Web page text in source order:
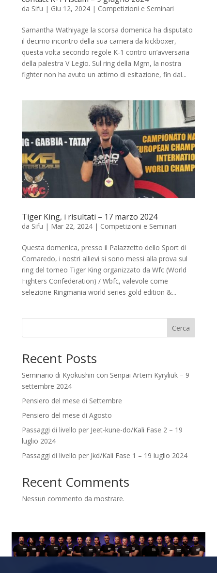
da Sifu | Giu 12, 2024| Competizioni e Seminari
Samantha Wathiyage la scorsa domenica ha disputato
il decimo incontro della sua carriera da kickboxer,
questa volta secondo regole K-1 contro un’avversaria
della palestra V Legio. Sul ring della Mgm, la nostra
fighter non ha avuto un attimo di esitazione, fin dal...
Tiger King, i risultati – 17 marzo 2024
da Sifu | Mar 22, 2024| Competizioni e Seminari
Questa domenica, presso il Palazzetto dello Sport di
Cornaredo, i nostri allievi si sono messi alla prova sul
ring del torneo Tiger King organizzato da Wfc (World
Fighters Confederation) / Wbfc, valevole come
selezione Ringmania world series gold edition &...
Cerca
Recent Posts
Seminario di Kyokushin con Senpai Artem Kyryliuk – 9
settembre 2024
Pensiero del mese di Settembre
Pensiero del mese di Agosto
Passaggi di livello per Jeet-kune-do/Kali Fase 2 – 19
luglio 2024
Passaggi di livello per Jkd/Kali Fase 1 – 19 luglio 2024
Recent Comments
Nessun commento da mostrare.